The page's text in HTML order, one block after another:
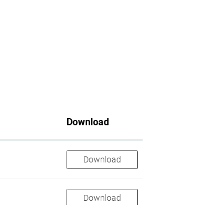
Download
Download
Download